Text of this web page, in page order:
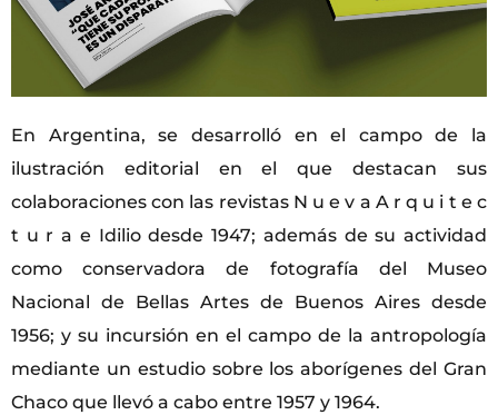
En Argentina, se desarrolló en el campo de la
ilustración editorial en el que destacan sus
colaboraciones con las revistas N u e v a A r q u i t e c
t u r a e Idilio desde 1947; además de su actividad
como conservadora de fotografía del Museo
Nacional de Bellas Artes de Buenos Aires desde
1956; y su incursión en el campo de la antropología
mediante un estudio sobre los aborígenes del Gran
Chaco que llevó a cabo entre 1957 y 1964.